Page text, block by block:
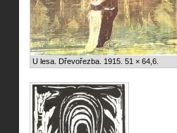
U lesa. Dřevořezba. 1915. 51 × 64,6.